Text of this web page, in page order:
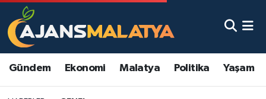
Gündem Ekonomi Malatya Politika Yaşam
Asayiş
Malatya Nöbetçi Eczaneler